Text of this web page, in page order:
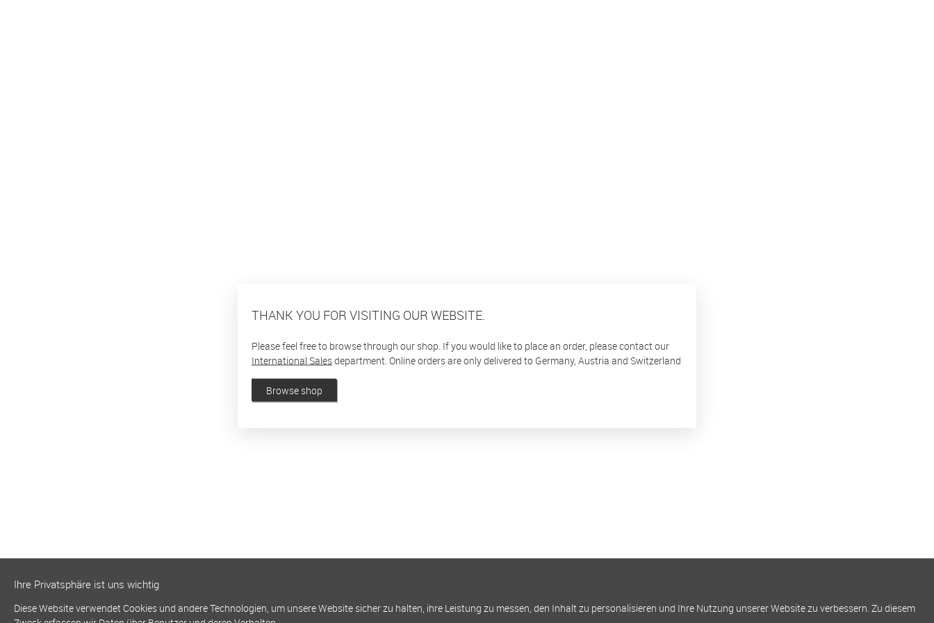
THANK YOU FOR VISITING OUR WEBSITE.
Please feel free to browse through our shop. If you would like to place an order, please contact our
International Salesdepartment. Online orders are only delivered to Germany, Austria and Switzerland
Browse shop
Ihre Privatsphäre ist uns wichtig
Diese Website verwendet Cookies und andere Technologien, um unsere Website sicher zu halten, ihre Leistung zu messen, den Inhalt zu personalisieren und Ihre Nutzung unserer Website zu verbessern. Zu diesem